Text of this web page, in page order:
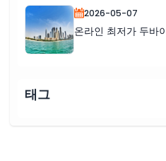
2026-05-07
온라인 최저가 두바
태그